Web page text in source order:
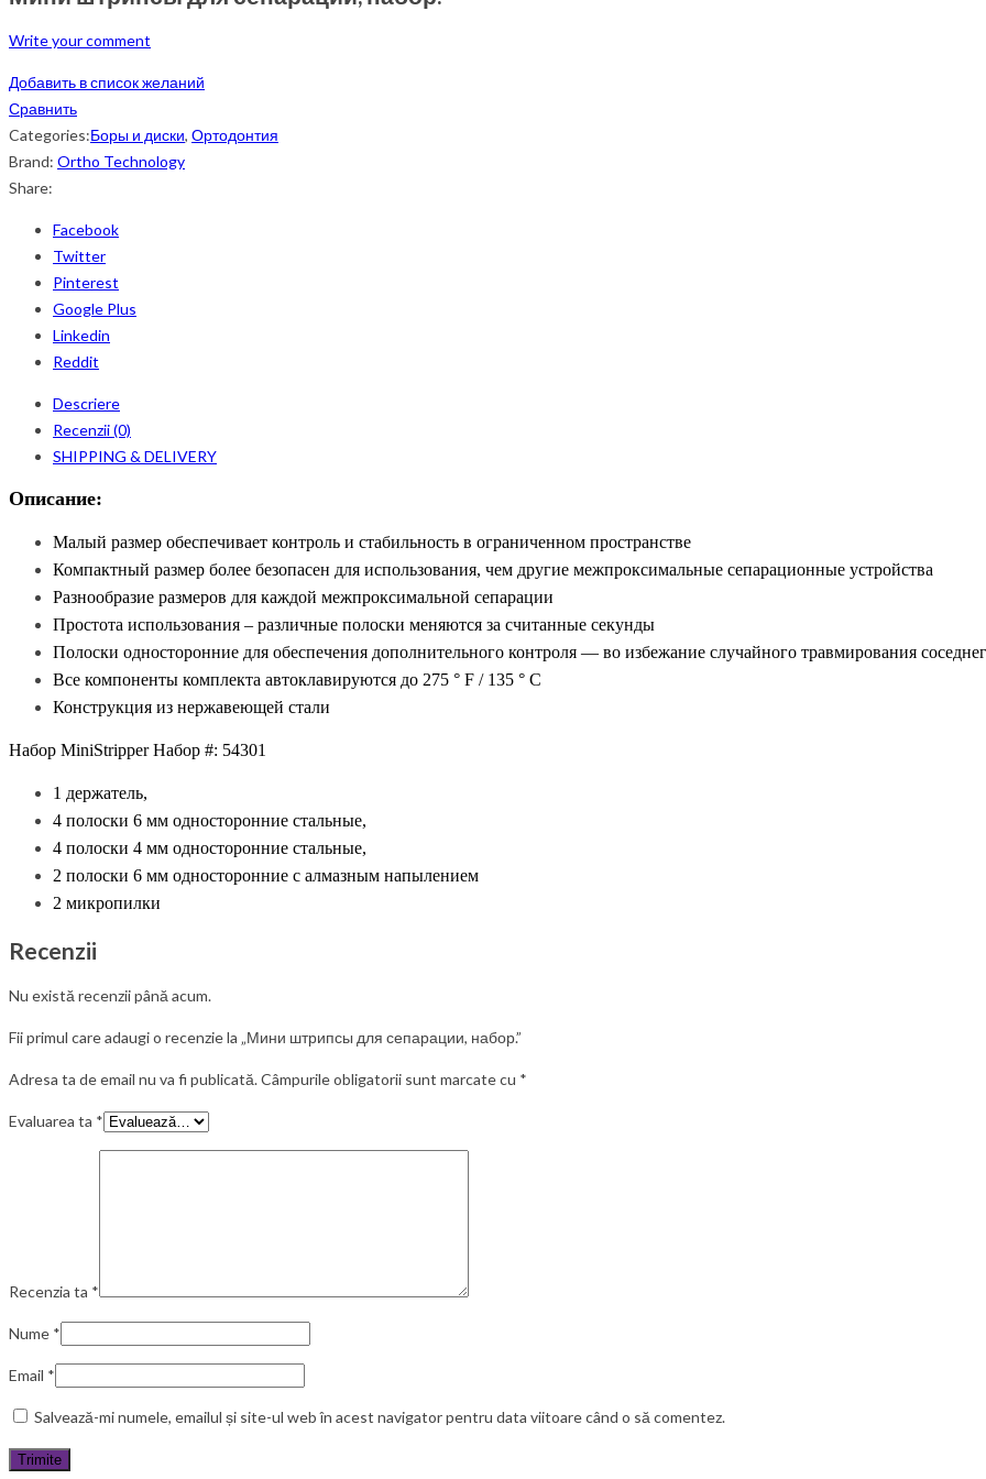
Write your comment
Добавить в список желаний
Сравнить
Categories:Боры и диски, Ортодонтия
Brand: Ortho Technology
Share:
Facebook
Twitter
Pinterest
Google Plus
Linkedin
Reddit
Descriere
Recenzii (0)
SHIPPING & DELIVERY
Описание:
Малый размер обеспечивает контроль и стабильность в ограниченном пространстве
Компактный размер более безопасен для использования, чем другие межпроксимальные сепарационные устройства
Разнообразие размеров для каждой межпроксимальной сепарации
Простота использования – различные полоски меняются за считанные секунды
Полоски односторонние для обеспечения дополнительного контроля — во избежание случайного травмирования
Все компоненты комплекта автоклавируются до 275 ° F / 135 ° C
Конструкция из нержавеющей стали
Набор MiniStripper Набор #: 54301
1 держатель,
4 полоски 6 мм односторонние стальные,
4 полоски 4 мм односторонние стальные,
2 полоски 6 мм односторонние с алмазным напылением
2 микропилки
Recenzii
Nu există recenzii până acum.
Fii primul care adaugi o recenzie la „Мини штрипсы для сепарации, набор.”
Adresa ta de email nu va fi publicată.Câmpurile obligatorii sunt marcate cu *
Evaluarea ta *
Recenzia ta *
Nume *
Email *
Salvează-mi numele, emailul și site-ul web în acest navigator pentru data viitoare când o să comentez.